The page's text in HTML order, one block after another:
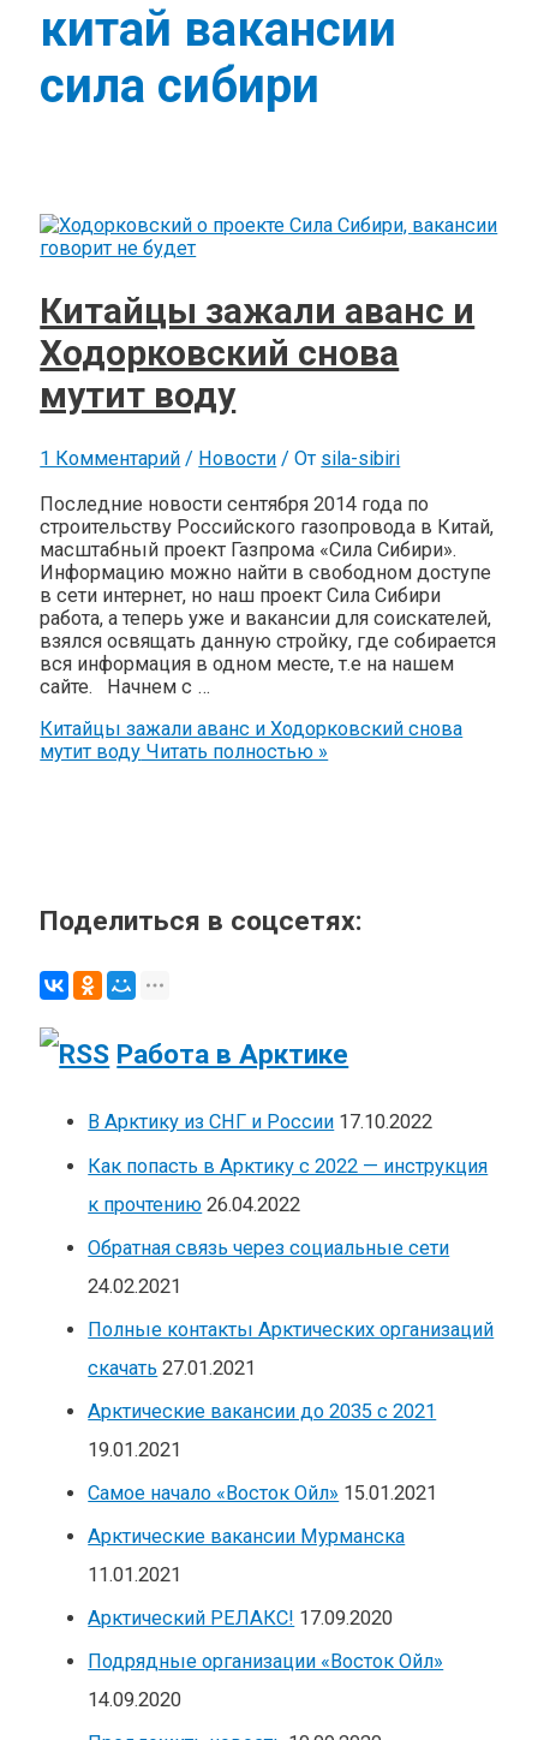
китай вакансии
сила сибири
Китайцы зажали аванс и
Ходорковский снова
мутит воду
1 Комментарий / Новости / От sila-sibiri
Последние новости сентября 2014 года по
строительству Российского газопровода в Китай,
масштабный проект Газпрома «Сила Сибири».
Информацию можно найти в свободном доступе
в сети интернет, но наш проект Сила Сибири
работа, а теперь уже и вакансии для соискателей,
взялся освящать данную стройку, где собирается
вся информация в одном месте, т.е на нашем
сайте. Начнем с …
Китайцы зажали аванс и Ходорковский снова
мутит воду Читать полностью »
Поделиться в соцсетях:
Работа в Арктике
В Арктику из СНГ и России 17.10.2022
Как попасть в Арктику с 2022 — инструкция
к прочтению 26.04.2022
Обратная связь через социальные сети
24.02.2021
Полные контакты Арктических организаций
скачать 27.01.2021
Арктические вакансии до 2035 с 2021
19.01.2021
Самое начало «Восток Ойл» 15.01.2021
Арктические вакансии Мурманска
11.01.2021
Арктический РЕЛАКС! 17.09.2020
Подрядные организации «Восток Ойл»
14.09.2020